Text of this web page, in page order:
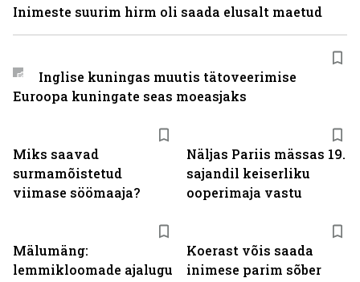
Miks saavad
surmamõistetud
viimase söömaaja?
Näljas Pariis mässas 19.
sajandil keiserliku
ooperimaja vastu
Mälumäng:
lemmikloomade ajalugu
Koerast võis saada
inimese parim sõber
Inimeste suurim hirm oli saada elusalt maetud
Inglise kuningas muutis tätoveerimise
Euroopa kuningate seas moeasjaks